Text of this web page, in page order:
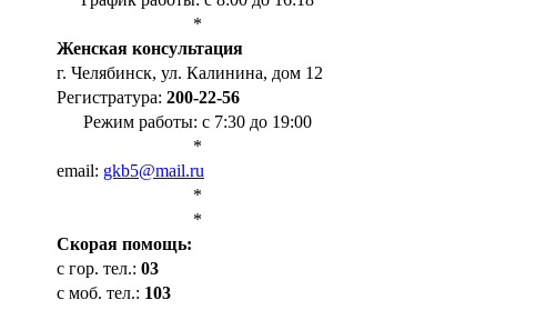
*
Женская консультация
г. Челябинск, ул. Калинина, дом 12
Регистратура: 200-22-56
Режим работы: с 7:30 до 19:00
*
email: gkb5@mail.ru
*
*
Cкорая помощь:
с гор. тел.: 03
с моб. тел.: 103